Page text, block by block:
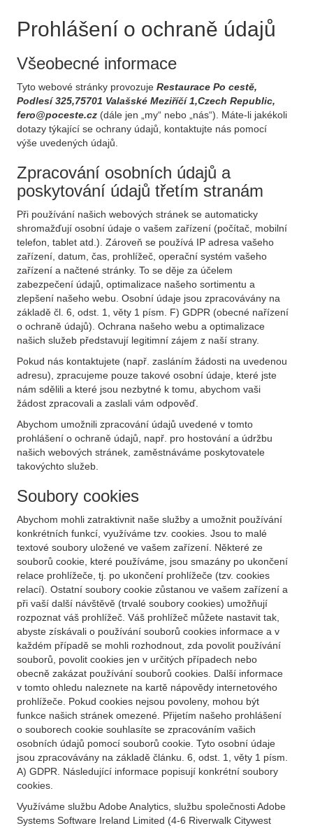
Prohlášení o ochraně údajů
Všeobecné informace
Tyto webové stránky provozuje Restaurace Po cestě,
Podlesí 325,75701 Valašské Meziříčí 1,Czech Republic,
fero@poceste.cz (dále jen „my“ nebo „nás“). Máte-li jakékoli
dotazy týkající se ochrany údajů, kontaktujte nás pomocí
výše uvedených údajů.
Zpracování osobních údajů a
poskytování údajů třetím stranám
Při používání našich webových stránek se automaticky
shromažďují osobní údaje o vašem zařízení (počítač, mobilní
telefon, tablet atd.). Zároveň se používá IP adresa vašeho
zařízení, datum, čas, prohlížeč, operační systém vašeho
zařízení a načtené stránky. To se děje za účelem
zabezpečení údajů, optimalizace našeho sortimentu a
zlepšení našeho webu. Osobní údaje jsou zpracovávány na
základě čl. 6, odst. 1, věty 1 písm. F) GDPR (obecné nařízení
o ochraně údajů). Ochrana našeho webu a optimalizace
našich služeb představují legitimní zájem z naší strany.
Pokud nás kontaktujete (např. zasláním žádosti na uvedenou
adresu), zpracujeme pouze takové osobní údaje, které jste
nám sdělili a které jsou nezbytné k tomu, abychom vaši
žádost zpracovali a zaslali vám odpověď.
Abychom umožnili zpracování údajů uvedené v tomto
prohlášení o ochraně údajů, např. pro hostování a údržbu
našich webových stránek, zaměstnáváme poskytovatele
takovýchto služeb.
Soubory cookies
Abychom mohli zatraktivnit naše služby a umožnit používání
konkrétních funkcí, využíváme tzv. cookies. Jsou to malé
textové soubory uložené ve vašem zařízení. Některé ze
souborů cookie, které používáme, jsou smazány po ukončení
relace prohlížeče, tj. po ukončení prohlížeče (tzv. cookies
relací). Ostatní soubory cookie zůstanou ve vašem zařízení a
při vaší další návštěvě (trvalé soubory cookies) umožňují
rozpoznat váš prohlížeč. Váš prohlížeč můžete nastavit tak,
abyste získávali o používání souborů cookies informace a v
každém případě se mohli rozhodnout, zda povolit používání
souborů, povolit cookies jen v určitých případech nebo
obecně zakázat používání souborů cookies. Další informace
v tomto ohledu naleznete na kartě nápovědy internetového
prohlížeče. Pokud cookies nejsou povoleny, mohou být
funkce našich stránek omezené. Přijetím našeho prohlášení
o souborech cookie souhlasíte se zpracováním vašich
osobních údajů pomocí souborů cookie. Tyto osobní údaje
jsou zpracovávány na základě článku. 6, odst. 1, věty 1 písm.
A) GDPR. Následující informace popisují konkrétní soubory
cookies.
Využíváme službu Adobe Analytics, službu společnosti Adobe
Systems Software Ireland Limited (4-6 Riverwalk Citywest